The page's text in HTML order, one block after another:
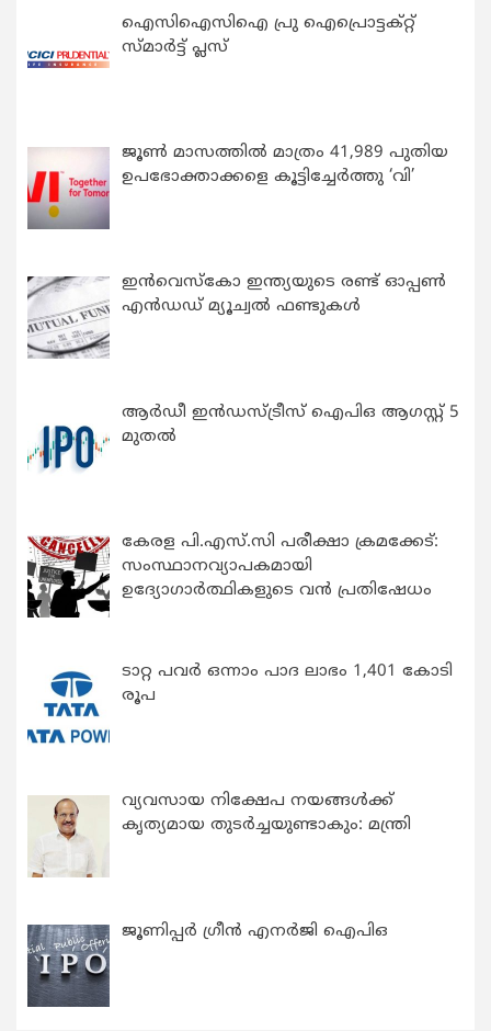
ഐസിഐസിഐ പ്രു ഐപ്രൊട്ടക്റ്റ്
സ്മാർട്ട് പ്ലസ്
ജൂൺ മാസത്തിൽ മാത്രം 41,989 പുതിയ
ഉപഭോക്താക്കളെ കൂട്ടിച്ചേർത്തു ‘വി’
ഇന്‍വെസ്കോ ഇന്ത്യയുടെ രണ്ട് ഓപ്പണ്‍
എന്‍ഡഡ് മ്യൂച്വല്‍ ഫണ്ടുകള്‍
ആർഡീ ഇൻഡസ്ട്രീസ് ഐപിഒ ആഗസ്റ്റ് 5
മുതൽ
കേരള പി.എസ്.സി പരീക്ഷാ ക്രമക്കേട്:
സംസ്ഥാനവ്യാപകമായി
ഉദ്യോഗാര്‍ത്ഥികളുടെ വന്‍ പ്രതിഷേധം
ടാറ്റ പവർ ഒന്നാം പാദ ലാഭം 1,401 കോടി
രൂപ
വ്യവസായ നിക്ഷേപ നയങ്ങള്‍ക്ക്
കൃത്യമായ തുടര്‍ച്ചയുണ്ടാകും: മന്ത്രി
ജൂണിപ്പർ ഗ്രീൻ എനർജി ഐപിഒ